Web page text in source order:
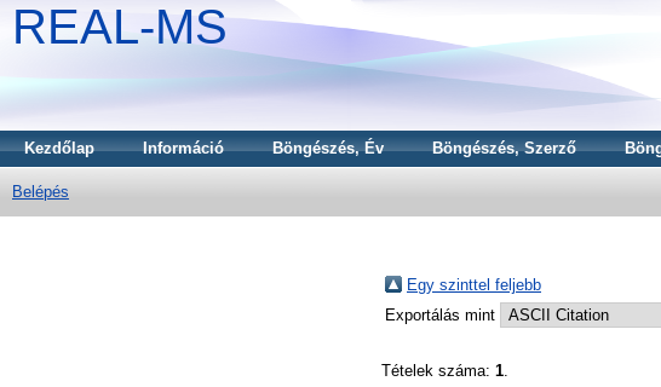
REAL-MS
Kezdőlap Információ Böngészés, Év Böngészés, Szerző
Belépés
Egy szinttel feljebb
Exportálás mint
Tételek száma: 1